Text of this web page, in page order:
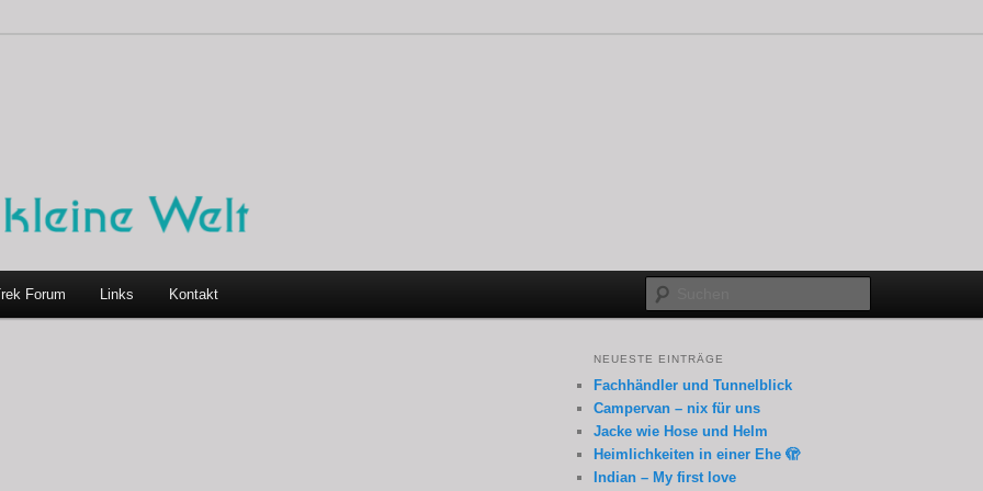
Forum Links Kontakt
NEUESTE EINTRÄGE
Fachhändler und Tunnelblick
Campervan – nix für uns
Jacke wie Hose und Helm
Heimlichkeiten in einer Ehe 🫣
Indian – My first love